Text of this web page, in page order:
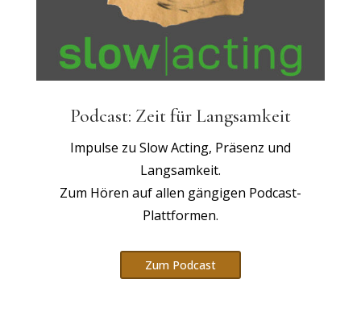
Podcast: Zeit für Langsamkeit
Impulse zu Slow Acting, Präsenz und
Langsamkeit.
Zum Hören auf allen gängigen Podcast-
Plattformen.
Zum Podcast